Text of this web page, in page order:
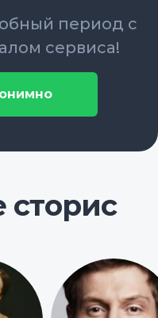
период с
сервиса!